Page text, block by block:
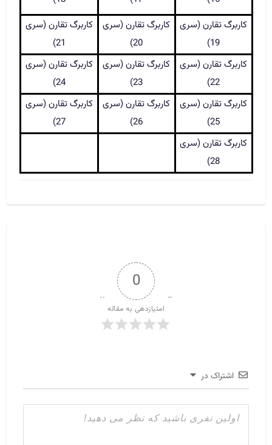
کاربرگ تقارن (سری
19)
کاربرگ تقارن (سری
20)
کاربرگ تقارن (سری
21)
کاربرگ تقارن (سری
22)
کاربرگ تقارن (سری
23)
کاربرگ تقارن (سری
24)
کاربرگ تقارن (سری
25)
کاربرگ تقارن (سری
26)
کاربرگ تقارن (سری
27)
کاربرگ تقارن (سری
28)
0
امتیازدهی به مقاله
اشتراک در